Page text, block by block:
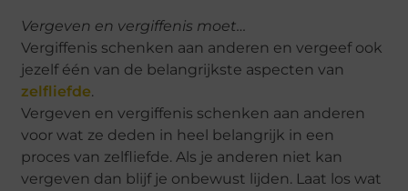
Vergeven en vergiffenis moet…
Vergiffenis schenken aan anderen en vergeef ook
jezelf één van de belangrijkste aspecten van
zelfliefde.
Vergeven en vergiffenis schenken aan anderen
voor wat ze deden in heel belangrijk in een
proces van zelfliefde. Als je anderen niet kan
vergeven dan blijf je onbewust lijden. Laat los wat